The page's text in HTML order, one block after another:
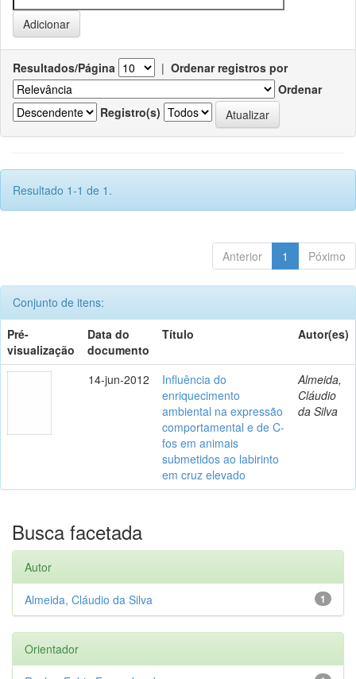
Resultados/Página | Ordenar registros por
Ordenar
Registro(s)
Resultado 1-1 de 1.
Anterior 1 Póximo
Conjunto de itens:
Pré-
visualização
Data do
documento
Título Autor(es)
14-jun-2012
Influência do
enriquecimento
ambiental na expressão
comportamental e de C-
fos em animais
submetidos ao labirinto
em cruz elevado
Almeida,
Cláudio
da Silva
Busca facetada
Autor
1
Almeida, Cláudio da Silva
Orientador